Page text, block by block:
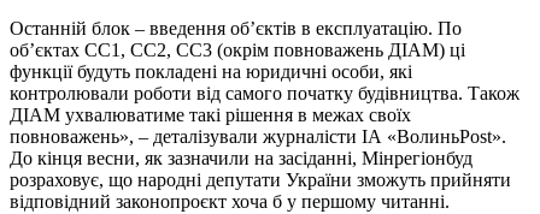
Останній блок – введення об’єктів в експлуатацію. По
об’єктах СС1, СС2, СС3 (окрім повноважень ДІАМ) ці
функції будуть покладені на юридичні особи, які
контролювали роботи від самого початку будівництва. Також
ДІАМ ухвалюватиме такі рішення в межах своїх
повноважень», – деталізували журналісти ІА «ВолиньPost».
До кінця весни, як зазначили на засіданні, Мінрегіонбуд
розраховує, що народні депутати України зможуть прийняти
відповідний законопроєкт хоча б у першому читанні.